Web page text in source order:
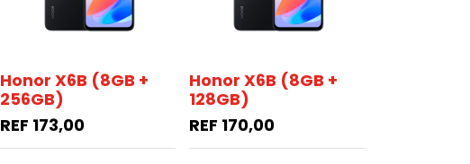
Honor X6B (8GB +
256GB)
REF 173,00
Honor X6B (8GB +
128GB)
REF 170,00